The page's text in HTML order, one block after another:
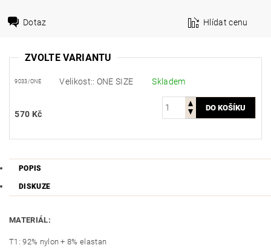
Dotaz Hlídat cenu
ZVOLTE VARIANTU
9033/ONE Velikost:: ONE SIZE Skladem
570 Kč
POPIS
DISKUZE
MATERIÁL:
T1: 92% nylon + 8% elastan